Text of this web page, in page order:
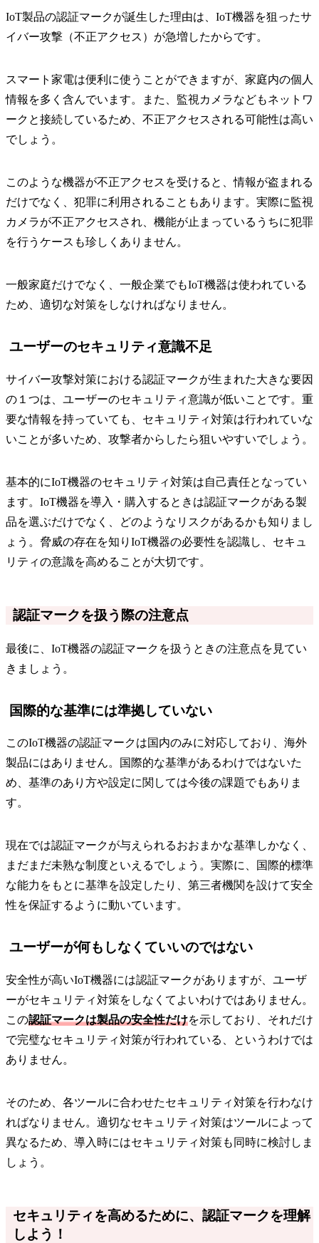
IoT製品の認証マークが誕生した理由は、IoT機器を狙ったサ
イバー攻撃（不正アクセス）が急増したからです。
スマート家電は便利に使うことができますが、家庭内の個人
情報を多く含んでいます。また、監視カメラなどもネットワ
ークと接続しているため、不正アクセスされる可能性は高い
でしょう。
このような機器が不正アクセスを受けると、情報が盗まれる
だけでなく、犯罪に利用されることもあります。実際に監視
カメラが不正アクセスされ、機能が止まっているうちに犯罪
を行うケースも珍しくありません。
一般家庭だけでなく、一般企業でもIoT機器は使われている
ため、適切な対策をしなければなりません。
ユーザーのセキュリティ意識不足
サイバー攻撃対策における認証マークが生まれた大きな要因
の１つは、ユーザーのセキュリティ意識が低いことです。重
要な情報を持っていても、セキュリティ対策は行われていな
いことが多いため、攻撃者からしたら狙いやすいでしょう。
基本的にIoT機器のセキュリティ対策は自己責任となってい
ます。IoT機器を導入・購入するときは認証マークがある製
品を選ぶだけでなく、どのようなリスクがあるかも知りまし
ょう。脅威の存在を知りIoT機器の必要性を認識し、セキュ
リティの意識を高めることが大切です。
認証マークを扱う際の注意点
最後に、IoT機器の認証マークを扱うときの注意点を見てい
きましょう。
国際的な基準には準拠していない
このIoT機器の認証マークは国内のみに対応しており、海外
製品にはありません。国際的な基準があるわけではないた
め、基準のあり方や設定に関しては今後の課題でもありま
す。
現在では認証マークが与えられるおおまかな基準しかなく、
まだまだ未熟な制度といえるでしょう。実際に、国際的標準
な能力をもとに基準を設定したり、第三者機関を設けて安全
性を保証するように動いています。
ユーザーが何もしなくていいのではない
安全性が高いIoT機器には認証マークがありますが、ユーザ
ーがセキュリティ対策をしなくてよいわけではありません。
この認証マークは製品の安全性だけを示しており、それだけ
で完璧なセキュリティ対策が行われている、というわけでは
ありません。
そのため、各ツールに合わせたセキュリティ対策を行わなけ
ればなりません。適切なセキュリティ対策はツールによって
異なるため、導入時にはセキュリティ対策も同時に検討しま
しょう。
セキュリティを高めるために、認証マークを理解
しよう！